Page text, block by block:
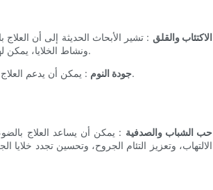
الاكتئاب والقلق : تشير الأبحاث الحديثة إلى أن
ونشاط الخلايا، يمكن لهذا العلاج أن يساعد في تخفيف أعراض الاكتئاب والقلق، مما يعزز الصحة النفسية العامة.
جودة النوم: يمكن أن يدعم العلاج بالضوء الأحمر أيضًا جودة نوم أفضل من خلال تنظيم الإيقاعات اليومية وتعزيز الاسترخاء.
حب الشباب والصدفية : يمكن أن يساعد العلاج
الالتهاب، وتعزيز التئام الجروح، وتحسين تجدد خلايا